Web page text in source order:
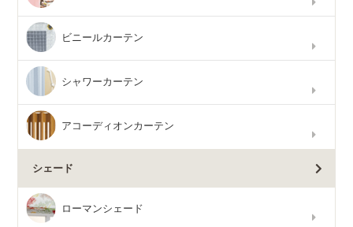
ビニールカーテン
シャワーカーテン
アコーディオンカーテン
シェード
ローマンシェード